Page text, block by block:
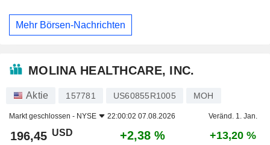
Mehr Börsen-Nachrichten
MOLINA HEALTHCARE, INC.
Aktie 157781 US60855R1005 MOH
Markt geschlossen - NYSE 22:00:02 07.08.2026 Veränd. 1. Jan.
196,45 USD +2,38 % +13,20 %